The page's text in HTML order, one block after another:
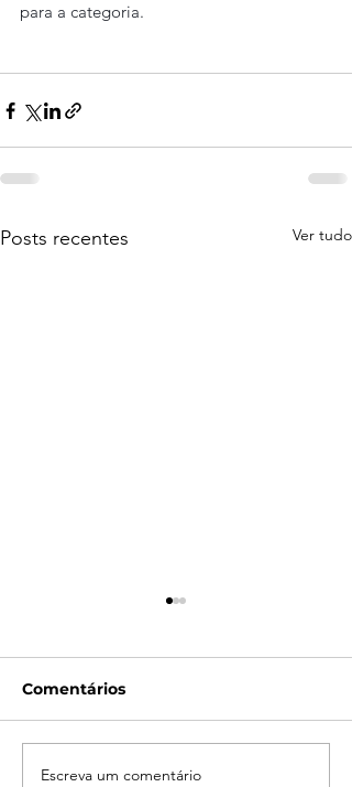
para a categoria.
Posts recentes Ver tudo
Campanha do
Comentários
Escreva um comentário